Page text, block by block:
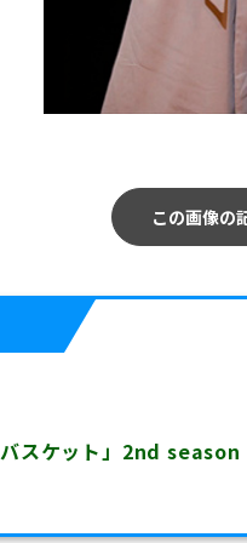
この画像の
スケット」2nd season